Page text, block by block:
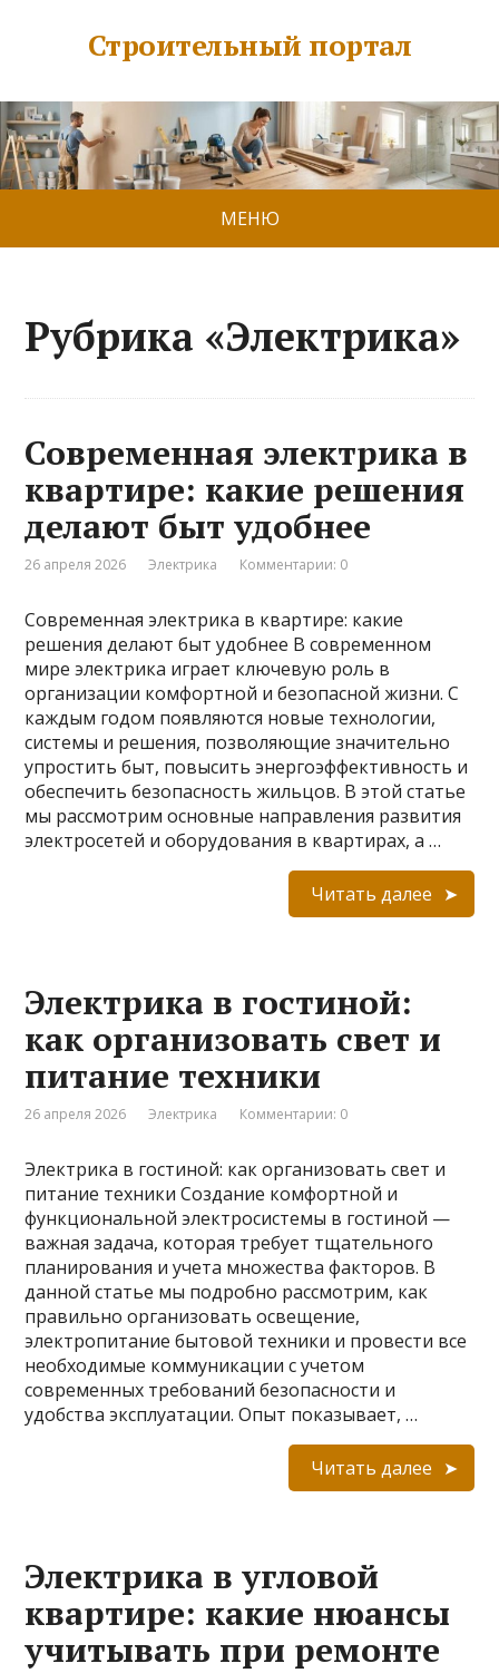
Строительный портал
МЕНЮ
Рубрика «Электрика»
Современная электрика в
квартире: какие решения
делают быт удобнее
26 апреля 2026 Электрика Комментарии: 0
Современная электрика в квартире: какие
решения делают быт удобнее В современном
мире электрика играет ключевую роль в
организации комфортной и безопасной жизни. С
каждым годом появляются новые технологии,
системы и решения, позволяющие значительно
упростить быт, повысить энергоэффективность и
обеспечить безопасность жильцов. В этой статье
мы рассмотрим основные направления развития
электросетей и оборудования в квартирах, а …
Читать далее
Электрика в гостиной:
как организовать свет и
питание техники
26 апреля 2026 Электрика Комментарии: 0
Электрика в гостиной: как организовать свет и
питание техники Создание комфортной и
функциональной электросистемы в гостиной —
важная задача, которая требует тщательного
планирования и учета множества факторов. В
данной статье мы подробно рассмотрим, как
правильно организовать освещение,
электропитание бытовой техники и провести все
необходимые коммуникации с учетом
современных требований безопасности и
удобства эксплуатации. Опыт показывает, …
Читать далее
Электрика в угловой
квартире: какие нюансы
учитывать при ремонте